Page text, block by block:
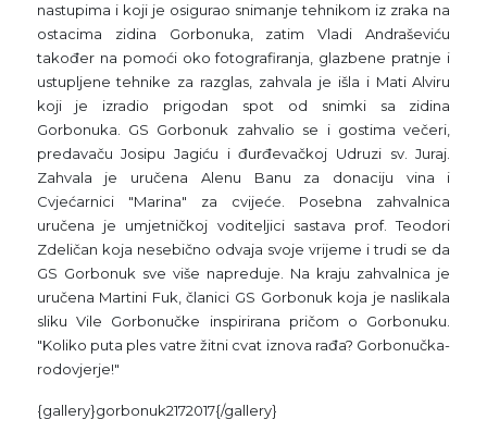
nastupima i koji je osigurao snimanje tehnikom iz zraka na
ostacima zidina Gorbonuka, zatim Vladi Andraševiću
također na pomoći oko fotografiranja, glazbene pratnje i
ustupljene tehnike za razglas, zahvala je išla i Mati Alviru
koji je izradio prigodan spot od snimki sa zidina
Gorbonuka. GS Gorbonuk zahvalio se i gostima večeri,
predavaču Josipu Jagiću i đurđevačkoj Udruzi sv. Juraj.
Zahvala je uručena Alenu Banu za donaciju vina i
Cvjećarnici "Marina" za cvijeće. Posebna zahvalnica
uručena je umjetničkoj voditeljici sastava prof. Teodori
Zdeličan koja nesebično odvaja svoje vrijeme i trudi se da
GS Gorbonuk sve više napreduje. Na kraju zahvalnica je
uručena Martini Fuk, članici GS Gorbonuk koja je naslikala
sliku Vile Gorbonučke inspirirana pričom o Gorbonuku.
"Koliko puta ples vatre žitni cvat iznova rađa? Gorbonučka-
rodovjerje!"
{gallery}gorbonuk2172017{/gallery}